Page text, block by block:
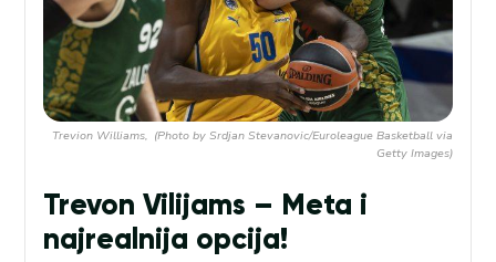
Trevion Williams, (Photo by Srdjan Stevanovic/Euroleague Basketball via
Getty Images)
Trevon Vilijams – Meta i
najrealnija opcija!